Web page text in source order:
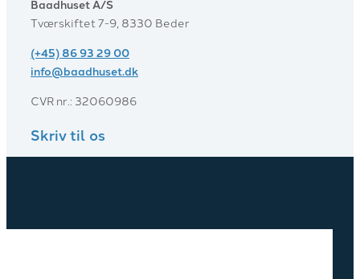
Baadhuset A/S
Tværskiftet 7-9, 8330 Beder
(+45) 86 93 29 00
info@baadhuset.dk​
CVR nr.: 32060986
Skriv til os